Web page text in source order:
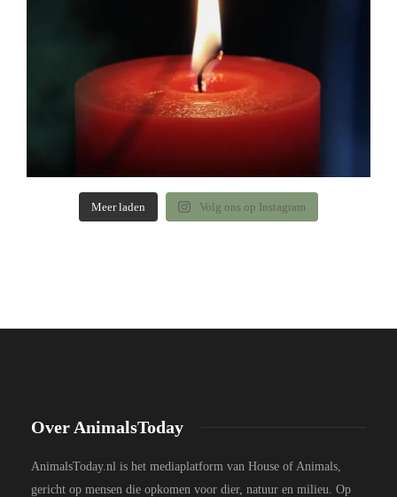
Meer laden Volg ons op Instagram
Over AnimalsToday
AnimalsToday.nl is het mediaplatform van House of Animals,
gericht op mensen die opkomen voor dier, natuur en milieu. Op